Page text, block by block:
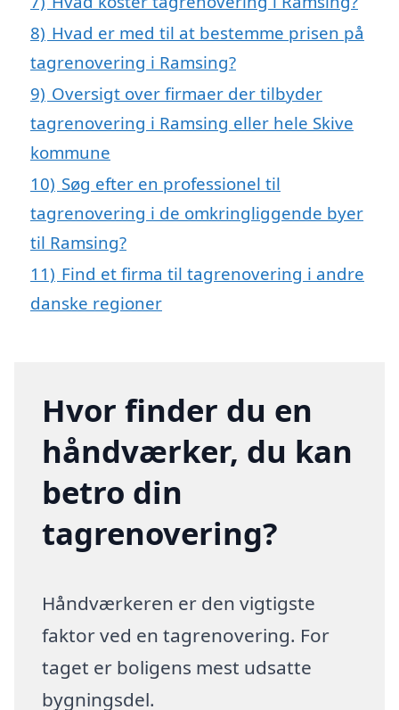
8) Hvad er med til at bestemme prisen på
tagrenovering i Ramsing?
9) Oversigt over firmaer der tilbyder
tagrenovering i Ramsing eller hele Skive
kommune
10) Søg efter en professionel til
tagrenovering i de omkringliggende byer
til Ramsing?
11) Find et firma til tagrenovering i andre
danske regioner
Hvor finder du en
håndværker, du kan
betro din
tagrenovering?
Håndværkeren er den vigtigste
faktor ved en tagrenovering. For
taget er boligens mest udsatte
bygningsdel.